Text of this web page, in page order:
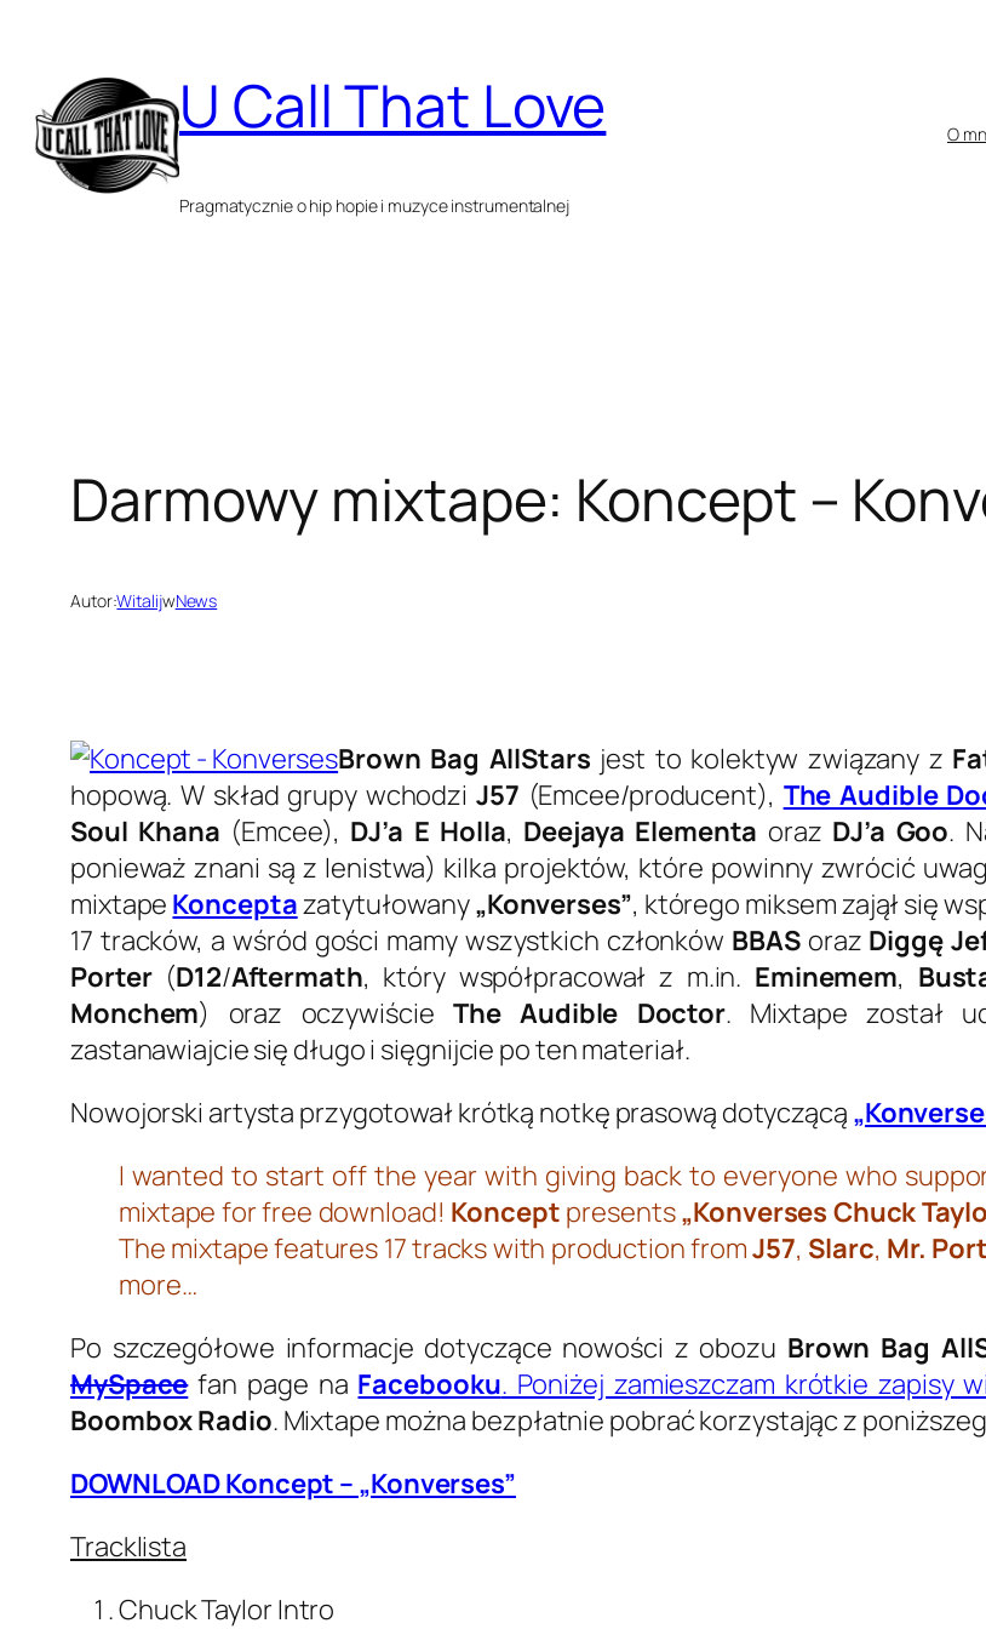
treści
U Call That Love
Pragmatycznie o hip hopie i muzyce instrumentalnej
O
Darmowy mixtape: Koncept –
Autor:WitalijwNews
Brown Bag AllStars jest to kolektyw związany z
hopową. W skład grupy wchodzi J57 (Emcee/producent), The Audible
Soul Khana (Emcee), DJ’a E Holla, Deejaya Elementa oraz DJ’a Goo.
ponieważ znani są z lenistwa) kilka projektów, które powinny zwrócić
mixtape Konceptazatytułowany„Konverses”, którego miksem zajął się
17 tracków, a wśród gości mamy wszystkich członków BBASoraz Diggę
Porter(D12/Aftermath, który współpracował z m.in. Eminemem,
Monchem) oraz oczywiście The Audible Doctor. Mixtape został
zastanawiajcie się długo i sięgnijcie po ten materiał.
Nowojorski artysta przygotował krótką notkę prasową dotyczącą
I wanted to start off the year with giving back to everyone who
mixtape for free download! Koncept presents„Konverses Chuck
The mixtape features 17 tracks with production fromJ57, Slarc, Mr.
more…
Po szczegółowe informacje dotyczące nowości z obozu Brown Bag
MySpacefan page na Facebooku. Poniżej zamieszczam krótkie zapisy
Boombox Radio. Mixtape można bezpłatnie pobrać korzystając z
DOWNLOAD Koncept – „Konverses”
Tracklista
Chuck Taylor Intro